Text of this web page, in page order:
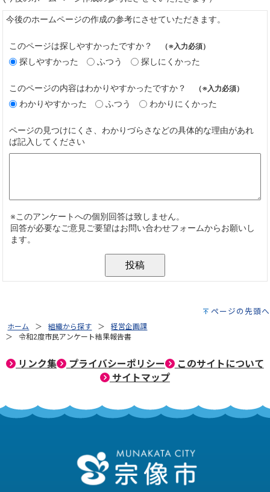
ページの先頭へ
ホーム 組織から探す
経営企画課
令和2度市民アンケート結果報告書
リンク集 プライバシーポリシー
このサイトについて
サイトマップ